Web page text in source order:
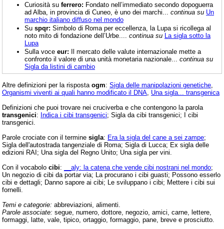
Curiosità su ferrero: Fondato nell’immediato secondo dopoguerra
ad Alba, in provincia di Cuneo, è uno dei marchi... continua su Un
marchio italiano diffuso nel mondo
Su spqr: Simbolo di Roma per eccellenza, la Lupa si ricollega al
noto mito di fondazione dell’Urbe.... continua su La sigla sotto la
Lupa
Sulla voce eur: Il mercato delle valute internazionale mette a
confronto il valore di una unità monetaria nazionale... continua su
Sigla da listini di cambio
Altre definizioni per la risposta ogm: Sigla delle manipolazioni genetiche
Organismi viventi ai quali hanno modificato il DNA Una sigla... transgenica
Definizioni che puoi trovare nei cruciverba e che contengono la parola
transgenici: Indica i cibi transgenici; Sigla da cibi transgenici; I cibi
transgenici.
Parole crociate con il termine sigla: Era la sigla del cane a sei zampe;
Sigla dell'autostrada tangenziale di Roma; Sigla di Lucca; Ex sigla delle
edizioni RAI; Una sigla del Regno Unito; Una sigla per vini.
Con il vocabolo cibi: __aly: la catena che vende cibi nostrani nel mondo;
Un negozio di cibi da portar via; La procurano i cibi guasti; Possono esserlo
cibi e dettagli; Danno sapore ai cibi; Le sviluppano i cibi; Mettere i cibi sui
fornelli.
Temi e categorie: abbreviazioni, alimenti.
Parole associate: segue, numero, dottore, negozio, amici, carne, lettere,
formaggi, latte, vale, tipico, ortaggio, formaggio, pane, breve e prosciutto.